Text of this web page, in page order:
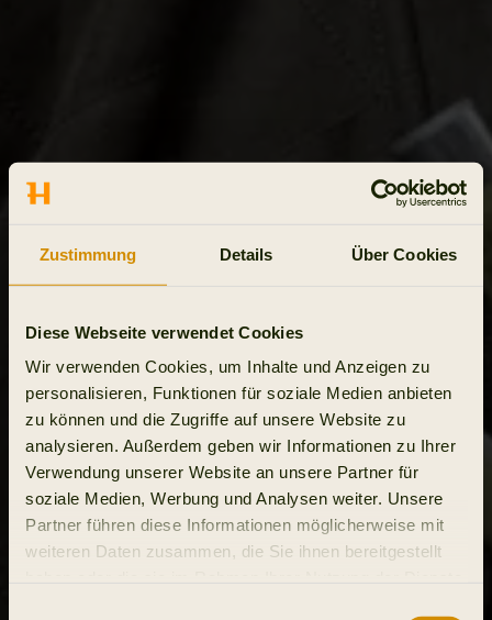
Zustimmung Details Über Cookies
Diese Webseite verwendet Cookies
Wir verwenden Cookies, um Inhalte und Anzeigen zu
personalisieren, Funktionen für soziale Medien anbieten
zu können und die Zugriffe auf unsere Website zu
analysieren. Außerdem geben wir Informationen zu Ihrer
Verwendung unserer Website an unsere Partner für
soziale Medien, Werbung und Analysen weiter. Unsere
Partner führen diese Informationen möglicherweise mit
weiteren Daten zusammen, die Sie ihnen bereitgestellt